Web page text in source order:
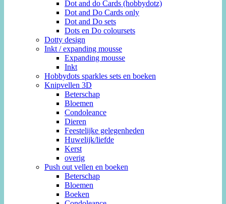
Dot and do Cards (hobbydotz)
Dot and Do Cards only
Dot and Do sets
Dots en Do coloursets
Dotty design
Inkt / expanding mousse
Expanding mousse
Inkt
Hobbydots sparkles sets en boeken
Knipvellen 3D
Beterschap
Bloemen
Condoleance
Dieren
Feestelijke gelegenheden
Huwelijk/liefde
Kerst
overig
Push out vellen en boeken
Beterschap
Bloemen
Boeken